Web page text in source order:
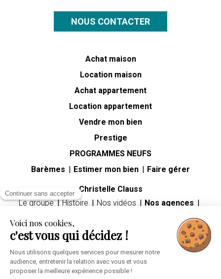
Continuer sans accepter
Voici nos cookies,
c'est vous qui décidez !
Nous utilisons quelques services pour mesurer notre
audience, entretenir la relation avec vous et vous
proposer la meilleure expérience possible !
NOUS CONTACTER
Achat maison
Location maison
Achat appartement
Location appartement
Vendre mon bien
Prestige
PROGRAMMES NEUFS
Barèmes
Estimer mon bien Faire gérer
Christelle Clauss
Le groupe
Histoire Nos vidéos
Nos agences
Premier achat immobilier
Mutation professionnelle
Divorce
Espace client